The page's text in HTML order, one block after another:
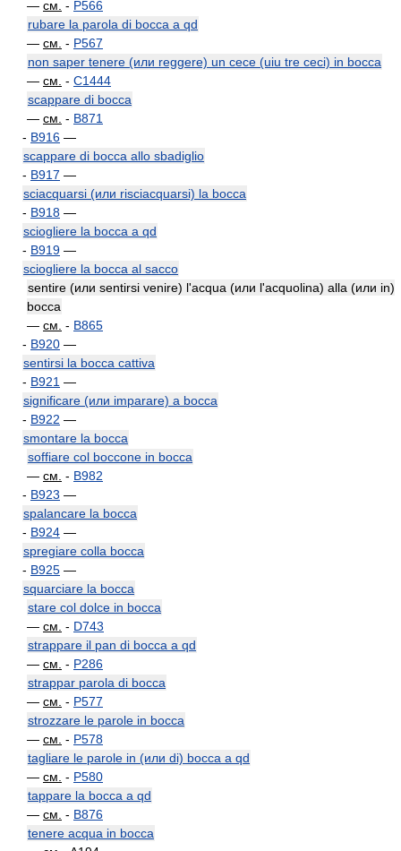
— см. - P566
rubare la parola di bocca a qd
— см. - P567
non saper tenere (или reggere) un cece (uiu tre ceci) in bocca
— см. - C1444
scappare di bocca
— см. - B871
- B916 —
scappare di bocca allo sbadiglio
- B917 —
sciacquarsi (или risciacquarsi) la bocca
- B918 —
sciogliere la bocca a qd
- B919 —
sciogliere la bocca al sacco
sentire (или sentirsi venire) l'acqua (или l'acquolina) alla (или in)
bocca
— см. - B865
- B920 —
sentirsi la bocca cattiva
- B921 —
significare (или imparare) a bocca
- B922 —
smontare la bocca
soffiare col boccone in bocca
— см. - B982
- B923 —
spalancare la bocca
- B924 —
spregiare colla bocca
- B925 —
squarciare la bocca
stare col dolce in bocca
— см. - D743
strappare il pan di bocca a qd
— см. - P286
strappar parola di bocca
— см. - P577
strozzare le parole in bocca
— см. - P578
tagliare le parole in (или di) bocca a qd
— см. - P580
tappare la bocca a qd
— см. - B876
tenere acqua in bocca